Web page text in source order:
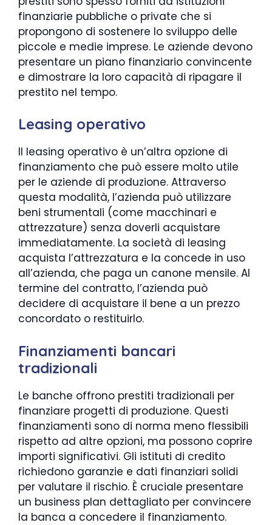
finanziarie pubbliche o private che si
propongono di sostenere lo sviluppo delle
piccole e medie imprese. Le aziende devono
presentare un piano finanziario convincente
e dimostrare la loro capacità di ripagare il
prestito nel tempo.
Leasing operativo
Il leasing operativo è un’altra opzione di
finanziamento che può essere molto utile
per le aziende di produzione. Attraverso
questa modalità, l’azienda può utilizzare
beni strumentali (come macchinari e
attrezzature) senza doverli acquistare
immediatamente. La società di leasing
acquista l’attrezzatura e la concede in uso
all’azienda, che paga un canone mensile. Al
termine del contratto, l’azienda può
decidere di acquistare il bene a un prezzo
concordato o restituirlo.
Finanziamenti bancari
tradizionali
Le banche offrono prestiti tradizionali per
finanziare progetti di produzione. Questi
finanziamenti sono di norma meno flessibili
rispetto ad altre opzioni, ma possono coprire
importi significativi. Gli istituti di credito
richiedono garanzie e dati finanziari solidi
per valutare il rischio. È cruciale presentare
un business plan dettagliato per convincere
la banca a concedere il finanziamento.